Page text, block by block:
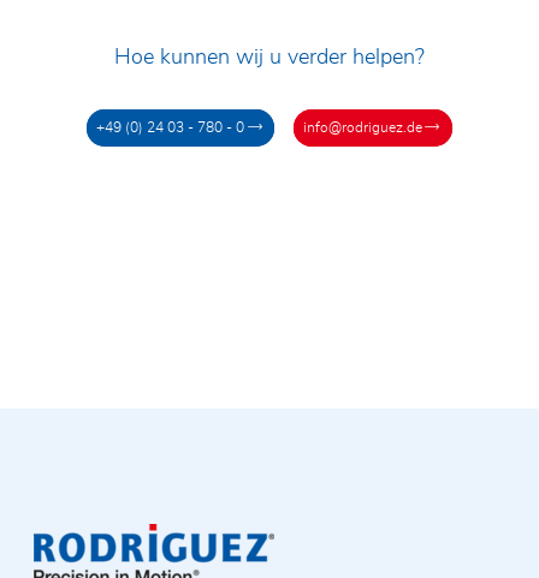
Hoe kunnen wij u verder helpen?
+49 (0) 24 03 - 780 - 0 info@rodriguez.de